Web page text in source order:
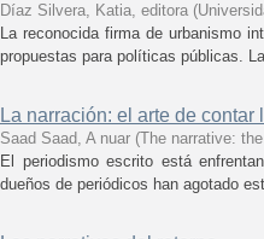
Díaz Silvera, Katia, editora (
La reconocida firma de urbanismo
propuestas para políticas públicas.
La narración: el arte de contar
Saad Saad, A nuar (The narrative:
El periodismo escrito está
dueños de periódicos han agotado